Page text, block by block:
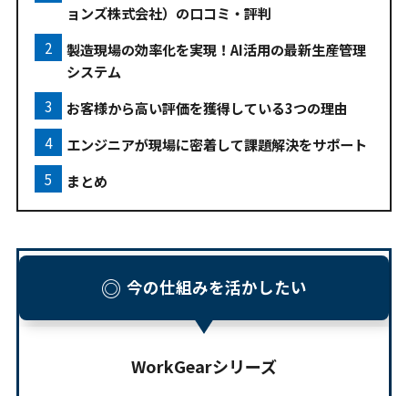
ョンズ株式会社）の口コミ・評判
製造現場の効率化を実現！AI活用の最新生産管理
システム
お客様から高い評価を獲得している3つの理由
エンジニアが現場に密着して課題解決をサポート
まとめ
◎ 今の仕組みを活かしたい
WorkGearシリーズ